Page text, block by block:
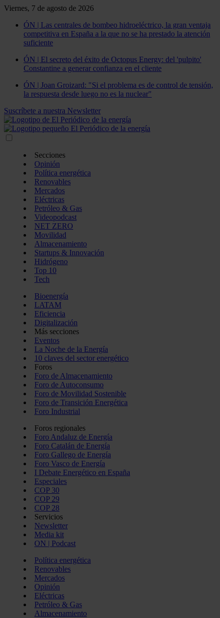
Viernes, 7 de agosto de 2026
ÓN | Las centrales de bombeo hidroeléctrico, la gran ventaja
competitiva en España a la que no se ha prestado la atención
suficiente
ÓN | El secreto del éxito de Octopus Energy: del 'pulpito'
Constantine a generar confianza en el cliente
ÓN | Joan Groizard: "Si el problema es de control de tensión,
la respuesta desde luego no es la nuclear"
Suscríbete a nuestra Newsletter
Secciones
Opinión
Política energética
Renovables
Mercados
Eléctricas
Petróleo & Gas
Videopodcast
NET ZERO
Movilidad
Almacenamiento
Startups & Innovación
Hidrógeno
Top 10
Tech
Bioenergía
LATAM
Eficiencia
Digitalización
Más secciones
Eventos
La Noche de la Energía
10 claves del sector energético
Foros
Foro de Almacenamiento
Foro de Autoconsumo
Foro de Movilidad Sostenible
Foro de Transición Energética
Foro Industrial
Foros regionales
Foro Andaluz de Energía
Foro Catalán de Energía
Foro Gallego de Energía
Foro Vasco de Energía
I Debate Energético en España
Especiales
COP 30
COP 29
COP 28
Servicios
Newsletter
Media kit
ON | Podcast
Política energética
Renovables
Mercados
Opinión
Eléctricas
Petróleo & Gas
Almacenamiento